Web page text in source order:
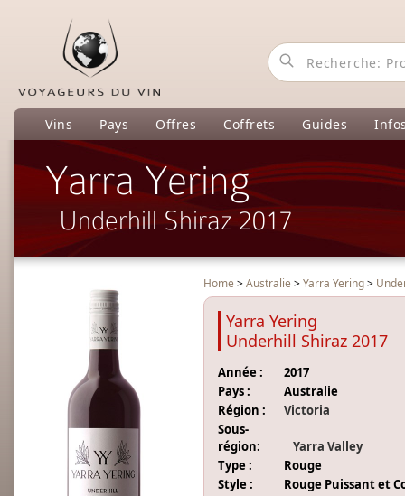
Vins Pays Offres Coffrets Guides
Yarra Yering
Underhill Shiraz 2017
Home >Australie >Yarra Yering>
Yarra Yering
Underhill Shiraz 2017
Année :
2017
Pays :
Australie
Région :
Victoria
Sous-
région:
Yarra Valley
Type :
Rouge
Style :
Rouge Puissant et